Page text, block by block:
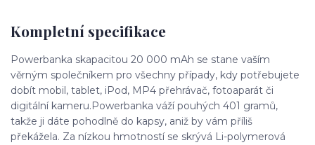
Kompletní specifikace
Powerbanka skapacitou 20 000 mAh se stane vaším
věrným společníkem pro všechny případy, kdy potřebujete
dobít mobil, tablet, iPod, MP4 přehrávač, fotoaparát či
digitální kameru.Powerbanka váží pouhých 401 gramů,
takže ji dáte pohodlně do kapsy, aniž by vám příliš
překážela. Za nízkou hmotností se skrývá Li-polymerová